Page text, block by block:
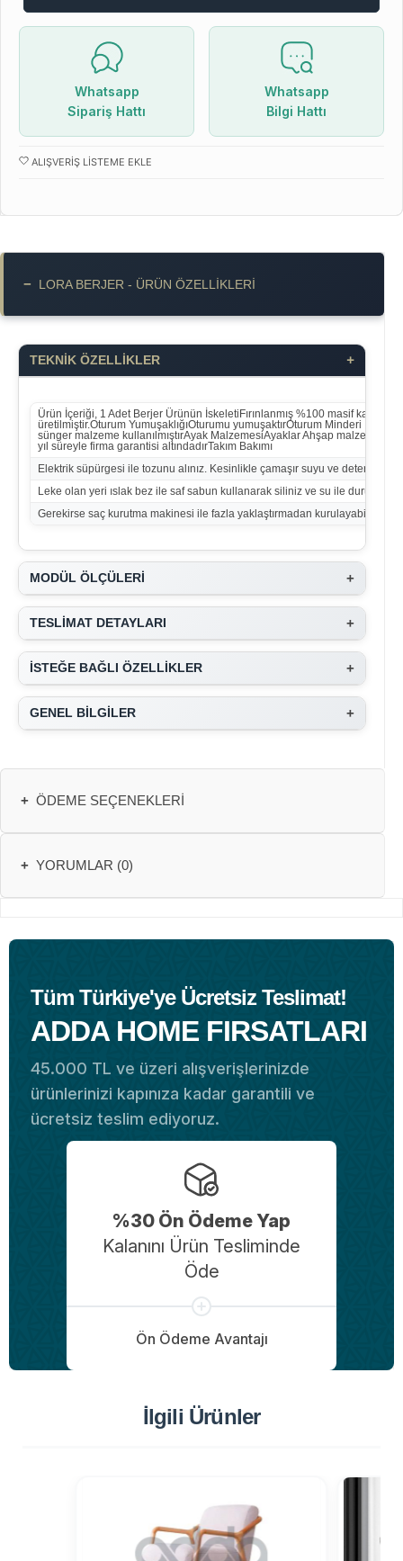
Whatsapp
Sipariş Hattı
Whatsapp
Bilgi Hattı
ALIŞVERIŞ LISTEME EKLE
− LORA BERJER - ÜRÜN ÖZELLIKLERI
TEKNİK ÖZELLİKLER +
Ürün İçeriği, 1 Adet Berjer Ürünün İskeletiFırınlanmış %100 masif kayın
üretilmiştir.Oturum YumuşaklığıOturumu yumuşaktırOturum Minderi
sünger malzeme kullanılmıştırAyak MalzemesiAyaklar Ahşap
yıl süreyle firma garantisi altındadırTakım Bakımı
Elektrik süpürgesi ile tozunu alınız. Kesinlikle çamaşır suyu ve deterjan
Leke olan yeri ıslak bez ile saf sabun kullanarak siliniz ve su ile
Gerekirse saç kurutma makinesi ile fazla yaklaştırmadan kurulayabilirsiniz.
MODÜL ÖLÇÜLERİ +
TESLİMAT DETAYLARI +
İSTEĞE BAĞLI ÖZELLİKLER +
GENEL BİLGİLER +
+ ÖDEME SEÇENEKLERI
+ YORUMLAR (0)
Tüm Türkiye'ye Ücretsiz Teslimat!
ADDA HOME FIRSATLARI
45.000 TL ve üzeri alışverişlerinizde
ürünlerinizi kapınıza kadar garantili ve
ücretsiz teslim ediyoruz.
%30 Ön Ödeme Yap
Kalanını Ürün Tesliminde
Öde
Ön Ödeme Avantajı
İlgili Ürünler